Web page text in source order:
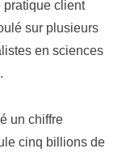
pratique client
sur plusieurs
en sciences
un chiffre
cinq billions de